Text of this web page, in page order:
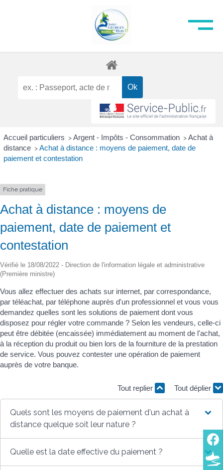
Accueil particuliers > Argent - Impôts - Consommation > Achat à
distance > Achat à distance : moyens de paiement, date de
paiement et contestation
Fiche pratique
Achat à distance : moyens de
paiement, date de paiement et
contestation
Vérifié le 18/08/2022 - Direction de l'information légale et administrative
(Première ministre)
Vous allez effectuer des achats sur internet, par correspondance,
par téléachat, par téléphone auprès d'un professionnel et vous vous
demandez quelles sont les solutions de paiement dont vous
disposez pour régler votre commande ? Selon les vendeurs, celle-ci
peut être débitée (encaissée) immédiatement au moment de l'achat,
à la réception du produit ou bien lors de la fourniture de la prestation
de service. Vous pouvez contester une opération de paiement
auprès de votre banque.
Tout replier Tout déplier
Quels sont les moyens de paiement d'un achat à
distance quelque soit leur nature ?
Quelle est la date effective du paiement ?